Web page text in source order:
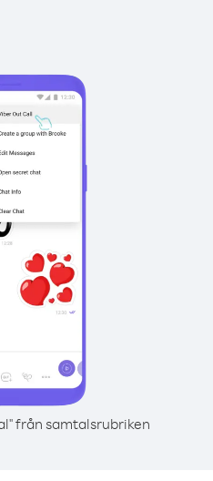
från samtalsrubriken